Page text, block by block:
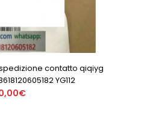
contatto qiqiyg
YG112